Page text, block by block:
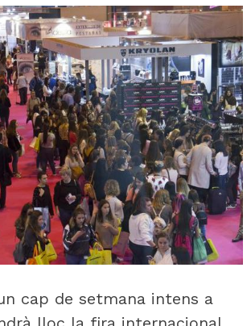
cap de setmana intens a